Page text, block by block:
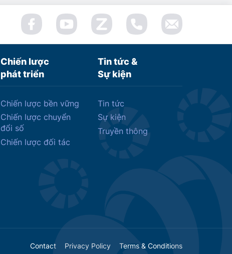
Chiến lược
phát triển
Tin tức &
Sự kiện
Chiến lược bền vững
Chiến lược chuyển
đổi số
Chiến lược đối tác
Tin tức
Sự kiện
Truyền thông
Contact Privacy Policy Terms & Conditions